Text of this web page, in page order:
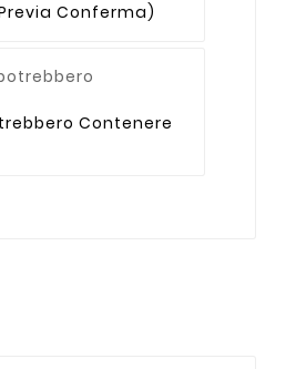
Conferma)
Contenere